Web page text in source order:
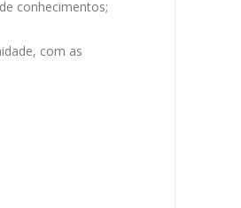
conhecimentos;
com as